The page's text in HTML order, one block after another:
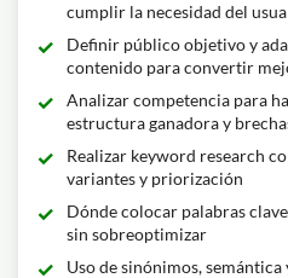
cumplir la necesidad del
Definir público objetivo y
contenido para convertir
Analizar competencia para
estructura ganadora y
Realizar keyword research
variantes y priorización
Dónde colocar palabras
sin sobreoptimizar
Uso de sinónimos,